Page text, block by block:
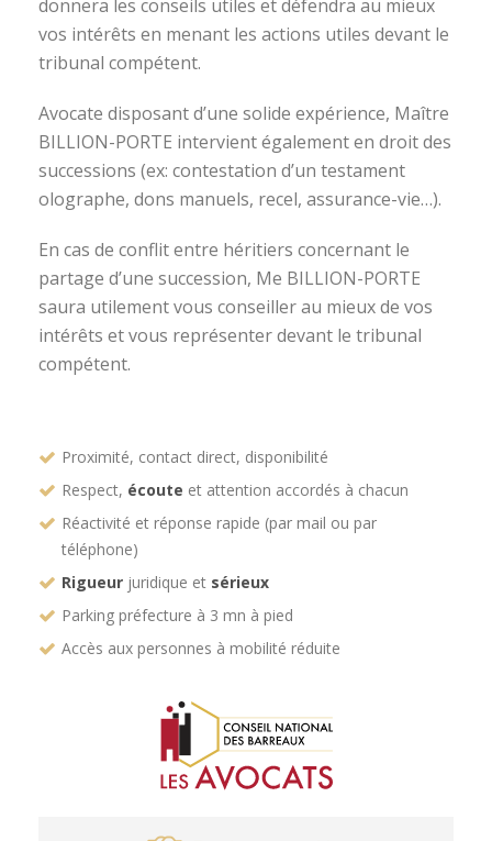
donnera les conseils utiles et défendra au mieux
vos intérêts en menant les actions utiles devant le
tribunal compétent.
Avocate disposant d’une solide expérience, Maître
BILLION-PORTE intervient également en droit des
successions (ex: contestation d’un testament
olographe, dons manuels, recel, assurance-vie…).
En cas de conflit entre héritiers concernant le
partage d’une succession, Me BILLION-PORTE
saura utilement vous conseiller au mieux de vos
intérêts et vous représenter devant le tribunal
compétent.
Proximité, contact direct, disponibilité
Respect, écoute et attention accordés à chacun
Réactivité et réponse rapide (par mail ou par
téléphone)
Rigueur juridique et sérieux
Parking préfecture à 3 mn à pied
Accès aux personnes à mobilité réduite